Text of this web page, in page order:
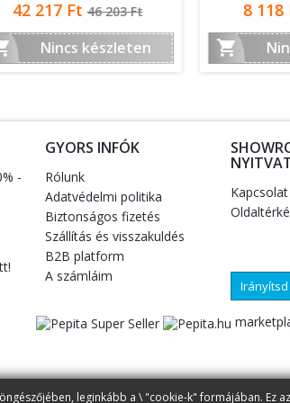
Ár
5 593 Ft

Nincs készleten

-
GYORS INFÓK
Rólunk
Adatvédelmi politika
Biztonságos fizetés
Szállítás és visszakuldés
B2B platform
A számláim
Kapcsolat
leginkább a \ "cookie-k" formájában. Ez